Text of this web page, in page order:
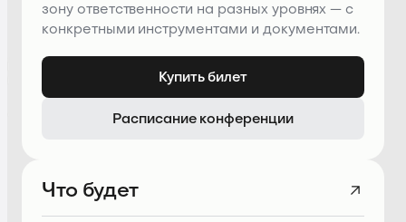
зону ответственности на разных уровнях — с
конкретными инструментами и документами.
Купить билет
Расписание конференции
Что будет